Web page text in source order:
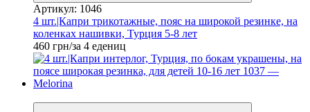
Артикул: 1046
4 шт.|Капри трикотажные, пояс на широкой резинке, на
коленках нашивки, Турция 5-8 лет
460 грн/за 4 едениц